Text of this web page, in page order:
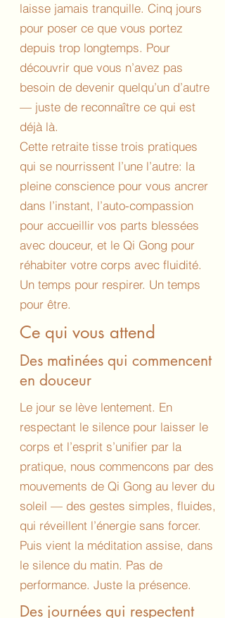
laisse jamais tranquille. Cinq jours
pour poser ce que vous portez
depuis trop longtemps. Pour
découvrir que vous n’avez pas
besoin de devenir quelqu’un d’autre
— juste de reconnaître ce qui est
déjà là.
Cette retraite tisse trois pratiques
qui se nourrissent l’une l’autre: la
pleine conscience pour vous ancrer
dans l’instant, l’auto-compassion
pour accueillir vos parts blessées
avec douceur, et le Qi Gong pour
réhabiter votre corps avec fluidité.
Un temps pour respirer. Un temps
pour être.
Ce qui vous attend
Des matinées qui commencent
en douceur
Le jour se lève lentement. En
respectant le silence pour laisser le
corps et l’esprit s’unifier par la
pratique, nous commencons par des
mouvements de Qi Gong au lever du
soleil — des gestes simples, fluides,
qui réveillent l’énergie sans forcer.
Puis vient la méditation assise, dans
le silence du matin. Pas de
performance. Juste la présence.
Des journées qui respectent